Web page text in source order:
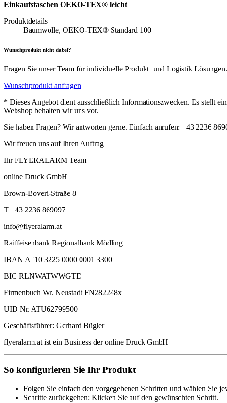
Einkaufstaschen OEKO-TEX® leicht
Produktdetails
Baumwolle, OEKO-TEX® Standard 100
Wunschprodukt nicht dabei?
Fragen Sie unser Team für individuelle Produkt- und Logistik-Lösungen.
Wunschprodukt anfragen
* Dieses Angebot dient ausschließlich Informationszwecken. Es stellt
Webshop behalten wir uns vor.
Sie haben Fragen? Wir antworten gerne. Einfach anrufen: +43 2236
Wir freuen uns auf Ihren Auftrag
Ihr FLYERALARM Team
online Druck GmbH
Brown-Boveri-Straße 8
T +43 2236 869097
info@flyeralarm.at
Raiffeisenbank Regionalbank Mödling
IBAN AT10 3225 0000 0001 3300
BIC RLNWATWWGTD
Firmenbuch Wr. Neustadt FN282248x
UID Nr. ATU62799500
Geschäftsführer: Gerhard Bügler
flyeralarm.at ist ein Business der online Druck GmbH
So konfigurieren Sie Ihr Produkt
Folgen Sie einfach den vorgegebenen Schritten und wählen Sie
Schritte zurückgehen: Klicken Sie auf den gewünschten Schritt.